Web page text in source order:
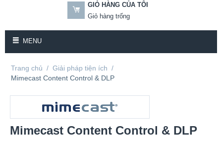
GIỎ HÀNG CỦA TÔI
Giỏ hàng trống
MENU
Trang chủ / Giải pháp tiện ích /
Mimecast Content Control & DLP
Mimecast Content Control & DLP